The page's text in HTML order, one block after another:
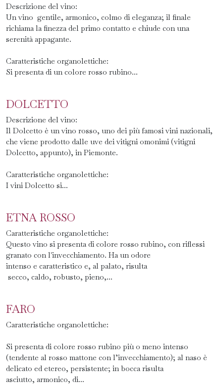
Descrizione del vino:
Un vino gentile, armonico, colmo di eleganza; il finale
richiama la finezza del primo contatto e chiude con una
serenità appagante.
Caratteristiche organolettiche:
Si presenta di un colore rosso rubino...
DOLCETTO
Descrizione del vino:
Il Dolcetto è un vino rosso, uno dei più famosi vini nazionali,
che viene prodotto dalle uve dei vitigni omonimi (vitigni
Dolcetto, appunto), in Piemonte.
Caratteristiche organolettiche:
I vini Dolcetto si...
ETNA ROSSO
Caratteristiche organolettiche:
Questo vino si presenta di colore rosso rubino, con riflessi
granato con l'invecchiamento. Ha un odore
intenso e caratteristico e, al palato, risulta
secco, caldo, robusto, pieno,...
FARO
Caratteristiche organolettiche:
Si presenta di colore rosso rubino più o meno intenso
(tendente al rosso mattone con l’invecchiamento); al naso è
delicato ed etereo, persistente; in bocca risulta
asciutto, armonico, di...